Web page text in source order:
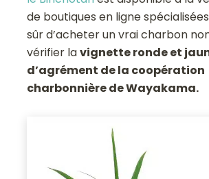
de boutiques en ligne
sûr d’acheter un vrai charbon
vérifier lavignette ronde et
d’agrément de la coopération
charbonnière de Wayakama.